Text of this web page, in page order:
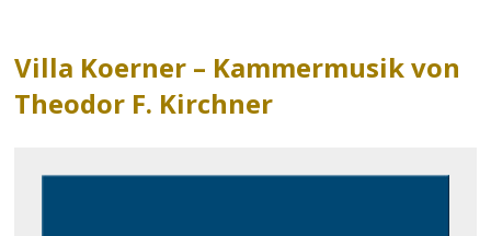
Villa Koerner – Kammermusik von
Theodor F. Kirchner